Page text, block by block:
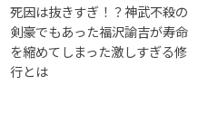
死因は抜きすぎ！？神武不殺の
剣豪でもあった福沢諭吉が寿命
を縮めてしまった激しすぎる修
行とは